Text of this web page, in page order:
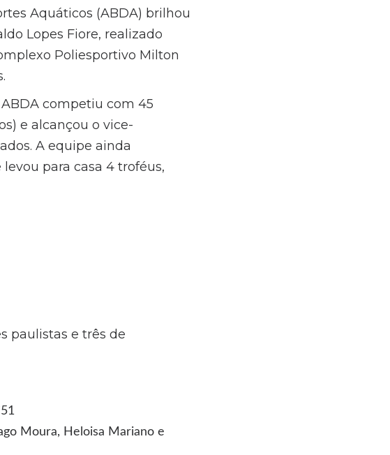
Aquáticos (ABDA) brilhou
Lopes Fiore, realizado
Poliesportivo Milton
competiu com 45
e alcançou o vice-
A equipe ainda
levou para casa 4 troféus,
paulistas e três de
Moura, Heloisa Mariano e